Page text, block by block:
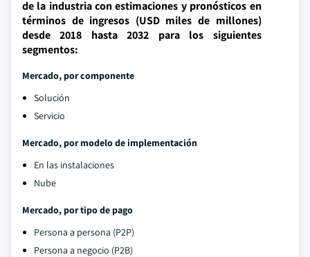
de la industria con estimaciones y pronósticos en
términos de ingresos (USD miles de millones)
desde 2018 hasta 2032 para los siguientes
segmentos:
Mercado, por componente
Solución
Servicio
Mercado, por modelo de implementación
En las instalaciones
Nube
Mercado, por tipo de pago
Persona a persona (P2P)
Persona a negocio (P2B)